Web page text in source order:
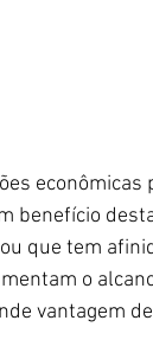
benefício
que tem
o
vantagem